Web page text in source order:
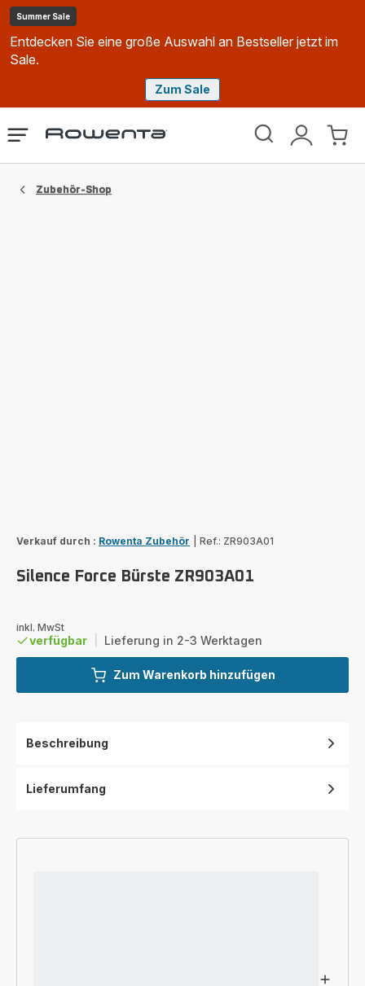
Summer Sale
Entdecken Sie eine große Auswahl an Bestseller jetzt im
Sale.
Zum Sale
Rowenta
Mein
Mein
Das
Zubehör-Shop
Verkauf durch : Rowenta Zubehör Ref.: ZR903A01
Silence Force Bürste ZR903A01
inkl. MwSt
verfügbar Lieferung in 2-3 Werktagen
Zum Warenkorb hinzufügen
Beschreibung
Lieferumfang